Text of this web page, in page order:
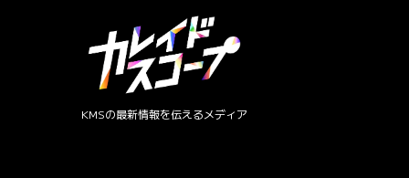
KMSの最新情報を伝えるメディア